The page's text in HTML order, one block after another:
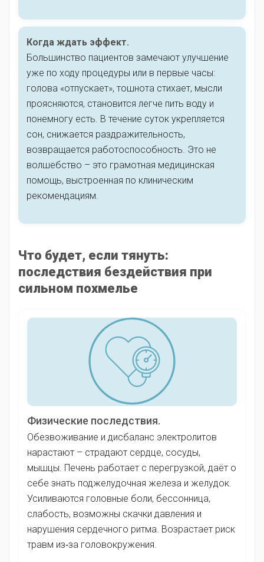
Когда ждать эффект.
Большинство пациентов замечают улучшение
уже по ходу процедуры или в первые часы:
голова «отпускает», тошнота стихает, мысли
проясняются, становится легче пить воду и
понемногу есть. В течение суток укрепляется
сон, снижается раздражительность,
возвращается работоспособность. Это не
волшебство – это грамотная медицинская
помощь, выстроенная по клиническим
рекомендациям.
Что будет, если тянуть:
последствия бездействия при
сильном похмелье
Физические последствия.
Обезвоживание и дисбаланс электролитов
нарастают – страдают сердце, сосуды,
мышцы. Печень работает с перегрузкой, даёт о
себе знать поджелудочная железа и желудок.
Усиливаются головные боли, бессонница,
слабость, возможны скачки давления и
нарушения сердечного ритма. Возрастает риск
травм из‑за головокружения.